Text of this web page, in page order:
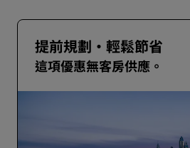
提前規劃・輕鬆節省
這項優惠無客房供應。